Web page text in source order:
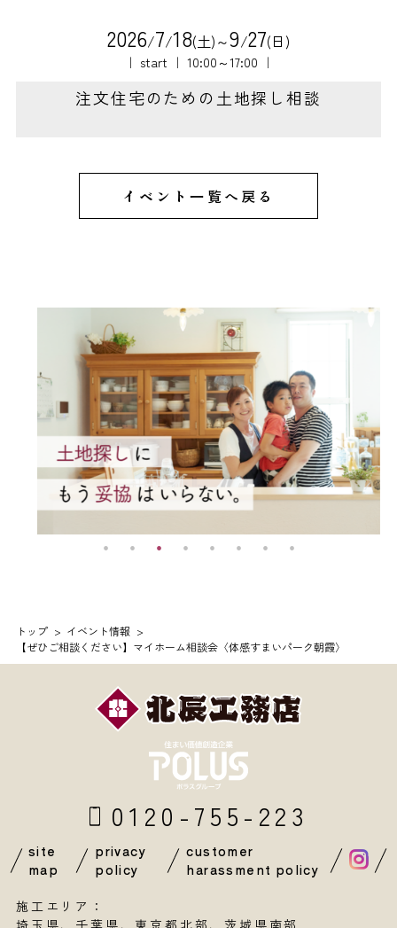
2026/7/18(土)～9/27(日)
｜ start ｜ 10:00～17:00 ｜
注文住宅のための土地探し相談
イベント一覧へ戻る
トップ
イベント情報
【ぜひご相談ください】マイホーム相談会〈体感すまいパーク朝霞〉
0120-755-223
site
map
privacy
policy
customer
harassment policy
施工エリア：